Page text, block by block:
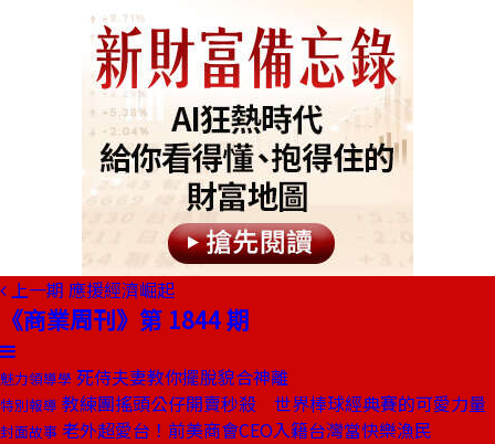
上一期 應援經濟崛起
《商業周刊》第 1844 期
魅力領導學 死侍夫妻教你擺脫貌合神離
特別報導 教練團搖頭公仔開賣秒殺 世界棒球經典賽的可愛力量
封面故事 老外超愛台！前美商會CEO入籍台灣當快樂漁民